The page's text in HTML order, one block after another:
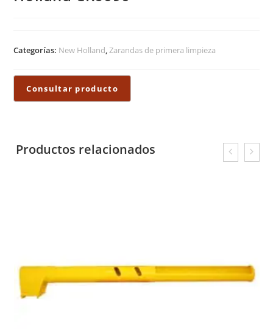
Categorías: New Holland,Zarandas de primera limpieza
Productos relacionados